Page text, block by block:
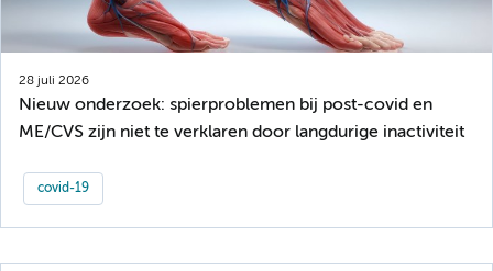
28 juli 2026
Nieuw onderzoek: spierproblemen bij post-covid en
ME/CVS zijn niet te verklaren door langdurige inactiviteit
covid-19